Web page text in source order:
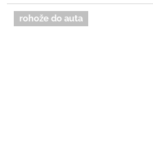
rohože do auta